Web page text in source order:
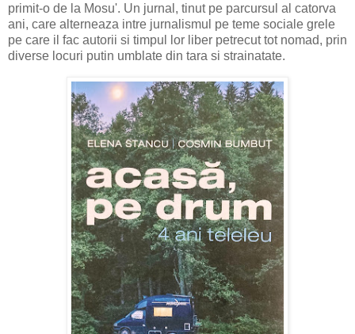
primit-o de la Mosu'. Un jurnal, tinut pe parcursul al catorva
ani, care alterneaza intre jurnalismul pe teme sociale grele
pe care il fac autorii si timpul lor liber petrecut tot nomad, prin
diverse locuri putin umblate din tara si strainatate.